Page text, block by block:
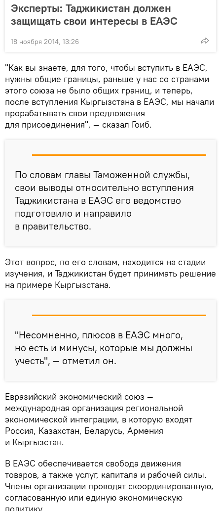
Эксперты: Таджикистан должен
защищать свои интересы в ЕАЭС
18 ноября 2014, 13:26
"Как вы знаете, для того, чтобы вступить в ЕАЭС,
нужны общие границы, раньше у нас со странами
этого союза не было общих границ, и теперь,
после вступления Кыргызстана в ЕАЭС, мы начали
прорабатывать свои предложения
для присоединения", — сказал Гоиб.
По словам главы Таможенной службы,
свои выводы относительно вступления
Таджикистана в ЕАЭС его ведомство
подготовило и направило
в правительство.
Этот вопрос, по его словам, находится на стадии
изучения, и Таджикистан будет принимать решение
на примере Кыргызстана.
"Несомненно, плюсов в ЕАЭС много,
но есть и минусы, которые мы должны
учесть", — отметил он.
Евразийский экономический союз —
международная организация региональной
экономической интеграции, в которую входят
Россия, Казахстан, Беларусь, Армения
и Кыргызстан.
В ЕАЭС обеспечивается свобода движения
товаров, а также услуг, капитала и рабочей силы.
Члены организации проводят скоординированную,
согласованную или единую экономическую
политику.